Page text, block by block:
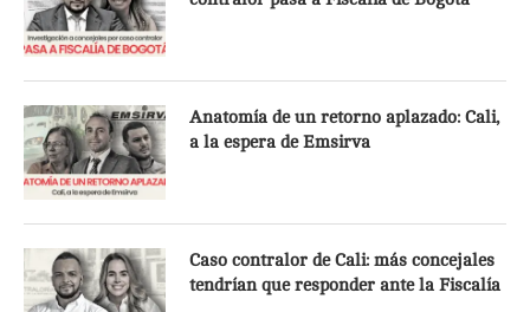
Anatomía de un retorno aplazado: Cali,
a la espera de Emsirva
Caso contralor de Cali: más concejales
tendrían que responder ante la Fiscalía